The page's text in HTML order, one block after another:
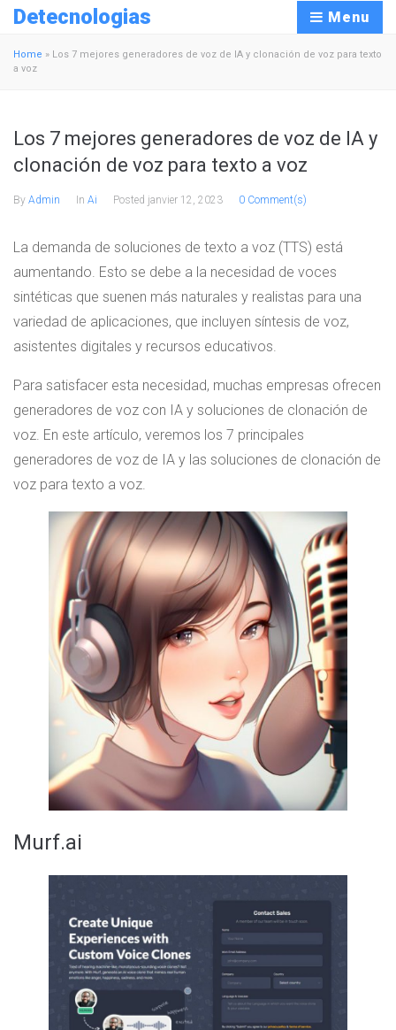
Detecnologias Menu
Home » Los 7 mejores generadores de voz de IA y clonación de voz para texto
a voz
Los 7 mejores generadores de voz de IA y
clonación de voz para texto a voz
By Admin In Ai Posted janvier 12, 2023 0 Comment(s)
La demanda de soluciones de texto a voz (TTS) está
aumentando. Esto se debe a la necesidad de voces
sintéticas que suenen más naturales y realistas para una
variedad de aplicaciones, que incluyen síntesis de voz,
asistentes digitales y recursos educativos.
Para satisfacer esta necesidad, muchas empresas ofrecen
generadores de voz con IA y soluciones de clonación de
voz. En este artículo, veremos los 7 principales
generadores de voz de IA y las soluciones de clonación de
voz para texto a voz.
Murf.ai